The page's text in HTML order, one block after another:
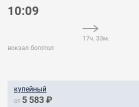
10:09
вокзал боготол
17ч. 33м.
купейный
от 5 583 ₽